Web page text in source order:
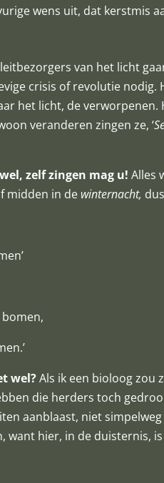
wens uit, dat kerstmis
van het licht
crisis of revolutie
het licht, de
veranderen zingen ze, ‘
zelf zingen mag u! Alles
midden in de winternacht,
bomen,
wel?Als ik een bioloog zou
die herders toch
aanblaast, niet
want hier, in de duisternis,